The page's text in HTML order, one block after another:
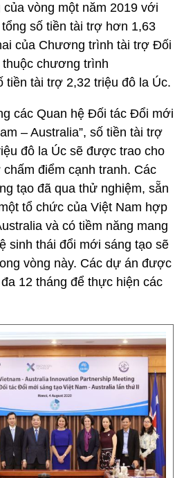
vòng một năm 2019 với
số tiền tài trợ hơn 1,63
của Chương trình tài trợ Đối
chương trình
tiền tài trợ 2,32 triệu đô la Úc.
các Quan hệ Đối tác Đổi mới
– Australia”, số tiền tài trợ
đô la Úc sẽ được trao cho
điểm cạnh tranh. Các
tạo đã qua thử nghiệm, sẵn
tổ chức của Việt Nam hợp
và có tiềm năng mang
sinh thái đổi mới sáng tạo sẽ
vòng này. Các dự án được
12 tháng để thực hiện các